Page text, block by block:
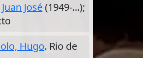
José(1949-...);
Hugo. Rio de